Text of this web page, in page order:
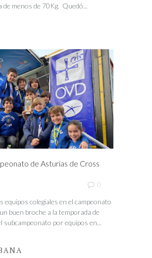
de menos de 70Kg. Quedó...
de Asturias de Cross
0
equipos colegiales en el campeonato
buen broche a la temporada de
subcampeonato por equipos en...